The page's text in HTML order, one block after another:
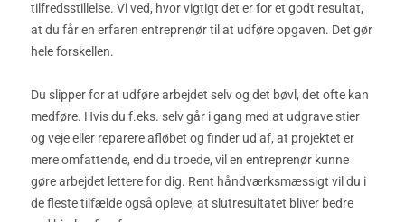
tilfredsstillelse. Vi ved, hvor vigtigt det er for et godt resultat,
at du får en erfaren entreprenør til at udføre opgaven. Det gør
hele forskellen.
Du slipper for at udføre arbejdet selv og det bøvl, det ofte kan
medføre. Hvis du f.eks. selv går i gang med at udgrave stier
og veje eller reparere afløbet og finder ud af, at projektet er
mere omfattende, end du troede, vil en entreprenør kunne
gøre arbejdet lettere for dig. Rent håndværksmæssigt vil du i
de fleste tilfælde også opleve, at slutresultatet bliver bedre